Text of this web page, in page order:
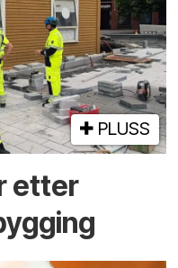
PLUSS
etter